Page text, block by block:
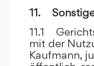
11.
11.1
mit der
Kaufmann,